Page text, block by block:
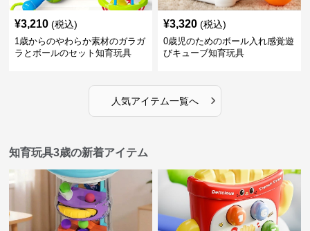
¥3,210 (税込)
1歳からのやわらか素材のガラガ
ラとボールのセット知育玩具
¥3,320 (税込)
0歳児のためのボール入れ感覚遊
びキューブ知育玩具
人気アイテム一覧へ ›
知育玩具3歳の新着アイテム